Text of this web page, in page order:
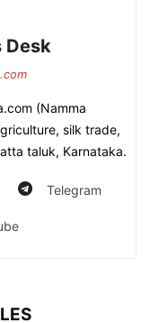
Desk
(Namma
silk trade,
taluk, Karnataka.
Telegram